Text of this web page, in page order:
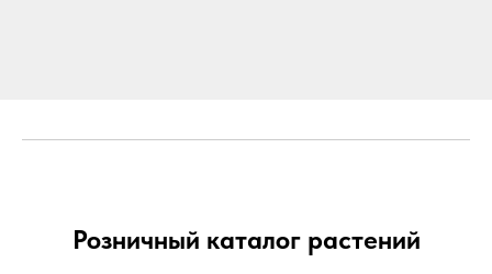
Розничный каталог растений